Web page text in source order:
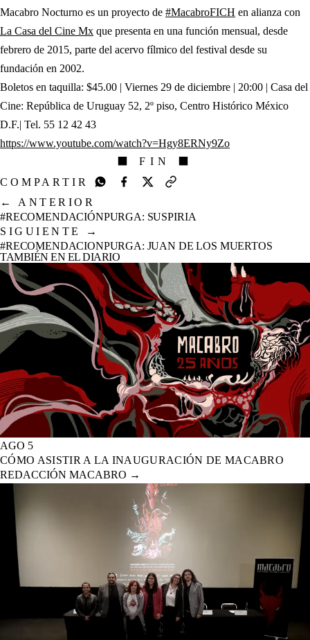
Macabro Nocturno es un proyecto de #MacabroFICH (abre en nueva
en alianza con
La Casa del Cine Mx(abre en nueva pestaña)
que presenta en una función mensual, desde
febrero de 2015, parte del acervo fílmico del festival desde su
fundación en 2002.
Boletos en taquilla: $45.00 | Viernes 29 de diciembre | 20:00 | Casa del
Cine: República de Uruguay 52, 2º piso, Centro Histórico México
D.F.| Tel. 55 12 42 43
https://www.youtube.com/watch?v=Hgy8ERNy9Zo(abre en nueva
⬛ FIN ⬛
COMPARTIR
← ANTERIOR
#RECOMENDACIÓNPURGA: SUSPIRIA
SIGUIENTE
→
#RECOMENDACIONPURGA: JUAN DE LOS MUERTOS
TAMBIÉN EN EL DIARIO
AGO 5
CÓMO ASISTIR A LA INAUGURACIÓN DE MACABRO
REDACCIÓN MACABRO →